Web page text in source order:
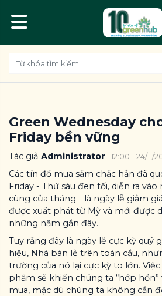
Green Wednesday
Friday bền vững
Tác giả Administrator 12:00 - 24/11/
Các tín đồ mua sắm chắc hẳn đã
Friday - Thứ sáu đen tối, diễn ra vào
cùng của tháng - là ngày lễ giảm
được xuất phát từ Mỹ và mới được
những năm gần đây.
Tuy rằng đây là ngày lễ cực kỳ quý
hiệu, Nhà bán lẻ trên toàn cầu,
trường của nó lại cực kỳ to lớn. Việc
phẩm sẽ khiến chúng ta “hớp hồn”
mua, mặc dù chúng ta không cần